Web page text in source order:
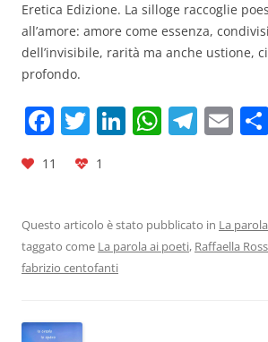
Eretica Edizione. La silloge raccoglie
all’amore: amore come essenza,
dell’invisibile, rarità ma anche ustione,
profondo.
F
b
o
k
T
w
itt
Li
dI
n
W
A
p
T
a
m
E
11 1
Questo articolo è stato pubblicato in La
taggato come La parola ai poeti, Raffaella
fabrizio centofanti